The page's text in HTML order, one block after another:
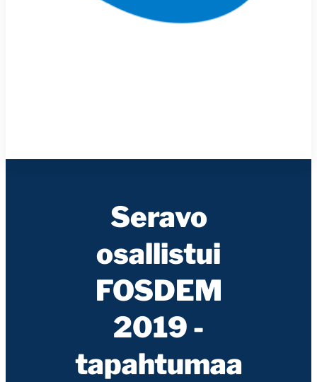
Seravo
osallistui
FOSDEM
2019 -
tapahtumaa